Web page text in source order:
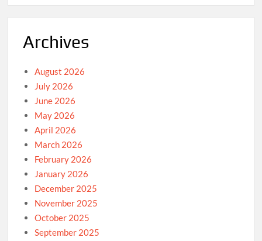
Archives
August 2026
July 2026
June 2026
May 2026
April 2026
March 2026
February 2026
January 2026
December 2025
November 2025
October 2025
September 2025